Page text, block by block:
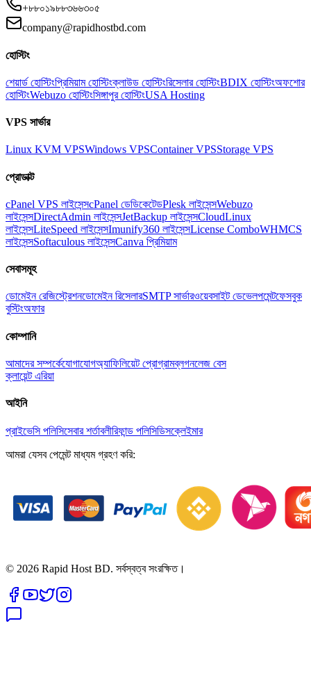
+৮৮০১৯৮৮৩৬৬৩০৫
company@rapidhostbd.com
হোস্টিং
শেয়ার্ড হোস্টিংপ্রিমিয়াম হোস্টিংক্লাউড হোস্টিংরিসেলার হোস্টিংBDIX হোস্টিংঅফশোর
হোস্টিংWebuzo হোস্টিংসিঙ্গাপুর হোস্টিংUSA Hosting
VPS সার্ভার
Linux KVM VPSWindows VPSContainer VPSStorage VPS
প্রোডাক্ট
cPanel VPS লাইসেন্সcPanel ডেডিকেটেডPlesk লাইসেন্সWebuzo
লাইসেন্সDirectAdmin লাইসেন্সJetBackup লাইসেন্সCloudLinux
লাইসেন্সLiteSpeed লাইসেন্সImunify360 লাইসেন্সLicense ComboWHMCS
লাইসেন্সSoftaculous লাইসেন্সCanva প্রিমিয়াম
সেবাসমূহ
ডোমেইন রেজিস্ট্রেশনডোমেইন রিসেলারSMTP সার্ভারওয়েবসাইট ডেভেলপমেন্টফেসবুক
বুস্টিংঅফার
কোম্পানি
আমাদের সম্পর্কেযোগাযোগঅ্যাফিলিয়েট প্রোগ্রামব্লগনলেজ বেস
ক্লায়েন্ট এরিয়া
আইনি
প্রাইভেসি পলিসিসেবার শর্তাবলীরিফান্ড পলিসিডিসক্লেইমার
আমরা যেসব পেমেন্ট মাধ্যম গ্রহণ করি:
© 2026 Rapid Host BD. সর্বস্বত্ব সংরক্ষিত।